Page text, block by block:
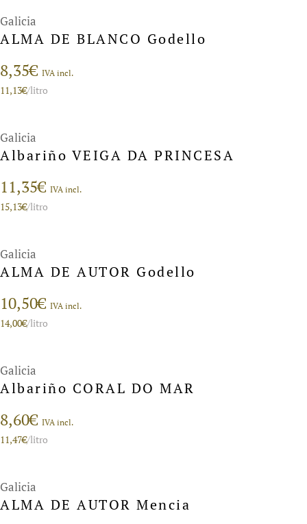
Galicia
ALMA DE BLANCO Godello
8,35€ IVA incl.
11,13€/litro
Galicia
Albariño VEIGA DA PRINCESA
11,35€ IVA incl.
15,13€/litro
Galicia
ALMA DE AUTOR Godello
10,50€ IVA incl.
14,00€/litro
Galicia
Albariño CORAL DO MAR
8,60€ IVA incl.
11,47€/litro
Galicia
ALMA DE AUTOR Mencia